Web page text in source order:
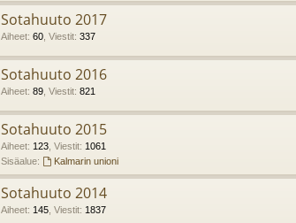
Sotahuuto 2017
Aiheet: 60 Viestit: 337
Sotahuuto 2016
Aiheet: 89 Viestit: 821
Sotahuuto 2015
Aiheet: 123 Viestit: 1061
Sisäalue:
Kalmarin unioni
Sotahuuto 2014
Aiheet: 145 Viestit: 1837